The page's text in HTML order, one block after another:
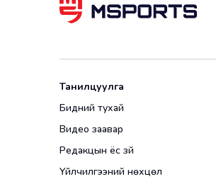
Танилцуулга
Бидний тухай
Видео заавар
Редакцын ёс зүй
Үйлчилгээний нөхцөл